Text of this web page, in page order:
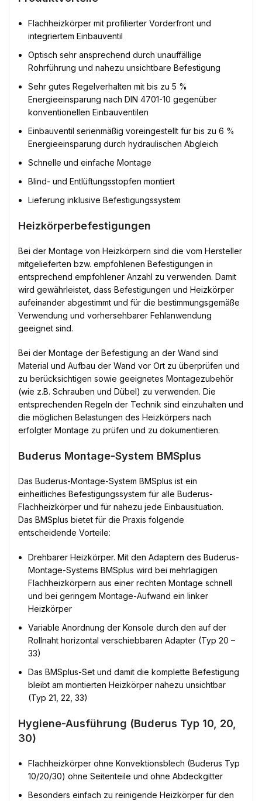
Flachheizkörper mit profilierter Vorderfront und
integriertem Einbauventil
Optisch sehr ansprechend durch unauffällige
Rohrführung und nahezu unsichtbare Befestigung
Sehr gutes Regelverhalten mit bis zu 5 %
Energieeinsparung nach DIN 4701-10 gegenüber
konventionellen Einbauventilen
Einbauventil serienmäßig voreingestellt für bis zu 6 %
Energieeinsparung durch hydraulischen Abgleich
Schnelle und einfache Montage
Blind- und Entlüftungsstopfen montiert
Lieferung inklusive Befestigungssystem
Heizkörperbefestigungen
Bei der Montage von Heizkörpern sind die vom Hersteller
mitgelieferten bzw. empfohlenen Befestigungen in
entsprechend empfohlener Anzahl zu verwenden. Damit
wird gewährleistet, dass Befestigungen und Heizkörper
aufeinander abgestimmt und für die bestimmungsgemäße
Verwendung und vorhersehbarer Fehlanwendung
geeignet sind.
Bei der Montage der Befestigung an der Wand sind
Material und Aufbau der Wand vor Ort zu überprüfen und
zu berücksichtigen sowie geeignetes Montagezubehör
(wie z.B. Schrauben und Dübel) zu verwenden. Die
entsprechenden Regeln der Technik sind einzuhalten und
die möglichen Belastungen des Heizkörpers nach
erfolgter Montage zu prüfen und zu dokumentieren.
Buderus Montage-System BMSplus
Das Buderus-Montage-System BMSplus ist ein
einheitliches Befestigungssystem für alle Buderus-
Flachheizkörper und für nahezu jede Einbausituation.
Das BMSplus bietet für die Praxis folgende
entscheidende Vorteile:
Drehbarer Heizkörper. Mit den Adaptern des Buderus-
Montage-Systems BMSplus wird bei mehrlagigen
Flachheizkörpern aus einer rechten Montage schnell
und bei geringem Montage-Aufwand ein linker
Heizkörper
Variable Anordnung der Konsole durch den auf der
Rollnaht horizontal verschiebbaren Adapter (Typ 20 –
33)
Das BMSplus-Set und damit die komplette Befestigung
bleibt am montierten Heizkörper nahezu unsichtbar
(Typ 21, 22, 33)
Hygiene-Ausführung (Buderus Typ 10, 20,
30)
Flachheizkörper ohne Konvektionsblech (Buderus Typ
10/20/30) ohne Seitenteile und ohne Abdeckgitter
Besonders einfach zu reinigende Heizkörper für den